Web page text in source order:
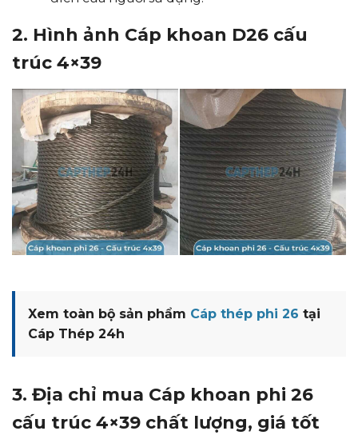
2. Hình ảnh Cáp khoan D26 cấu
trúc 4×39
Xem toàn bộ sản phẩm Cáp thép phi 26 tại
Cáp Thép 24h
3. Địa chỉ mua Cáp khoan phi 26
cấu trúc 4×39 chất lượng, giá tốt